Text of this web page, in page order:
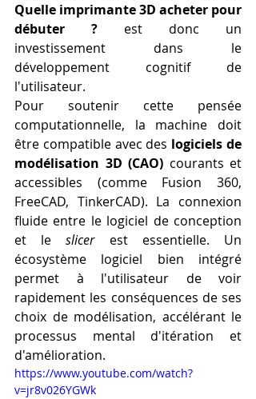
Quelle imprimante 3D acheter pour
débuter ? est donc un
investissement dans le
développement cognitif de
l'utilisateur.
Pour soutenir cette pensée
computationnelle, la machine doit
être compatible avec des logiciels de
modélisation 3D (CAO) courants et
accessibles (comme Fusion 360,
FreeCAD, TinkerCAD). La connexion
fluide entre le logiciel de conception
et le slicer est essentielle. Un
écosystème logiciel bien intégré
permet à l'utilisateur de voir
rapidement les conséquences de ses
choix de modélisation, accélérant le
processus mental d'itération et
d'amélioration.
https://www.youtube.com/watch?
v=jr8v026YGWk